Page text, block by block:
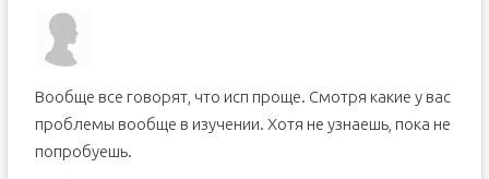
Вообще все говорят, что исп проще. Смотря какие у вас
проблемы вообще в изучении. Хотя не узнаешь, пока не
попробуешь.